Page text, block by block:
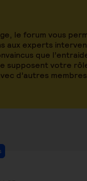
le forum vous
aux experts
que
supposent votre
d’autres